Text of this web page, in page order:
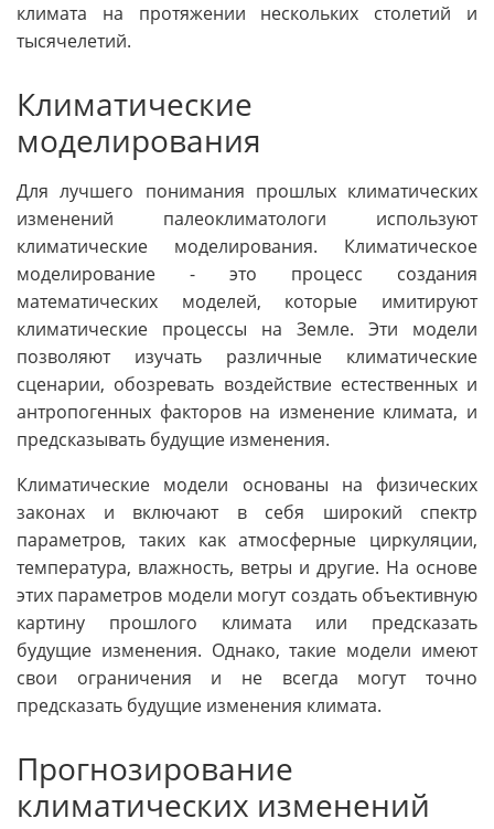
климата на протяжении нескольких столетий и
тысячелетий.
Климатические
моделирования
Для лучшего понимания прошлых климатических
изменений палеоклиматологи используют
климатические моделирования. Климатическое
моделирование - это процесс создания
математических моделей, которые имитируют
климатические процессы на Земле. Эти модели
позволяют изучать различные климатические
сценарии, обозревать воздействие естественных и
антропогенных факторов на изменение климата, и
предсказывать будущие изменения.
Климатические модели основаны на физических
законах и включают в себя широкий спектр
параметров, таких как атмосферные циркуляции,
температура, влажность, ветры и другие. На основе
этих параметров модели могут создать объективную
картину прошлого климата или предсказать
будущие изменения. Однако, такие модели имеют
свои ограничения и не всегда могут точно
предсказать будущие изменения климата.
Прогнозирование
климатических изменений